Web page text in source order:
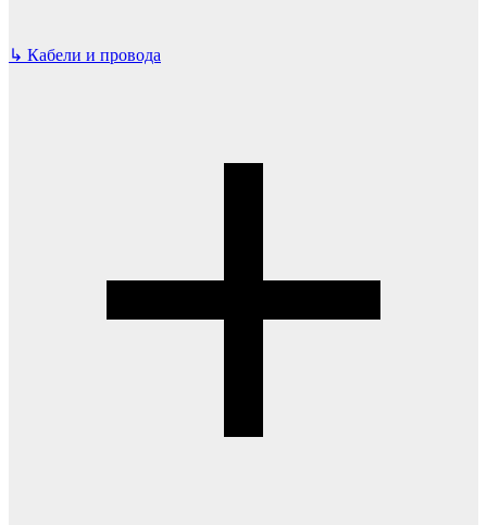
↳ Кабели и провода